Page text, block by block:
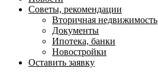
Советы, рекомендации
Вторичная недвижимость
Документы
Ипотека, банки
Новостройки
Оставить заявку